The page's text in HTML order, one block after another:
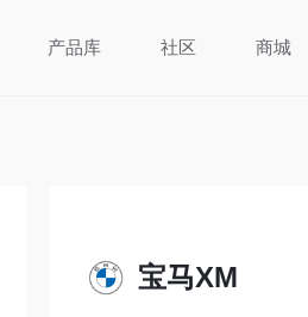
产品库 社区 商城
宝马XM